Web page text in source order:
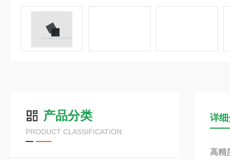
产品分类
PRODUCT CLASSIFICATION
详
高精